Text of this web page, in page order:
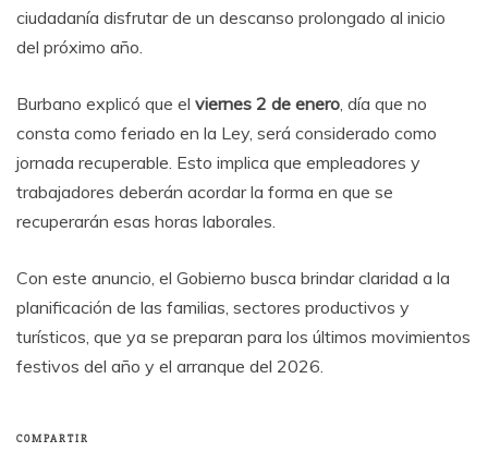
ciudadanía disfrutar de un descanso prolongado al inicio
del próximo año.
Burbano explicó que el viernes 2 de enero , día que no
consta como feriado en la Ley, será considerado como
jornada recuperable. Esto implica que empleadores y
trabajadores deberán acordar la forma en que se
recuperarán esas horas laborales.
Con este anuncio, el Gobierno busca brindar claridad a la
planificación de las familias, sectores productivos y
turísticos, que ya se preparan para los últimos movimientos
festivos del año y el arranque del 2026.
COMPARTIR